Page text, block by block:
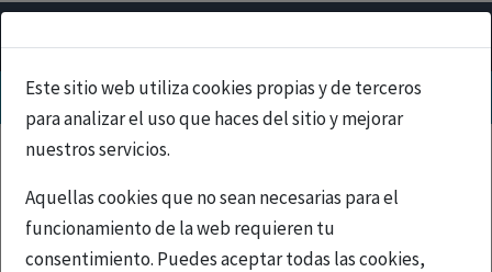
Este sitio web utiliza cookies propias y de terceros
para analizar el uso que haces del sitio y mejorar
nuestros servicios.
Aquellas cookies que no sean necesarias para el
funcionamiento de la web requieren tu
consentimiento. Puedes aceptar todas las cookies,